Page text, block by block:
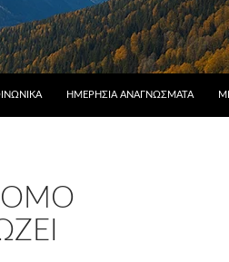
ΗΜΕΡΉΣΙΑ ΑΝΑΓΝΏΣΜΑΤΑ